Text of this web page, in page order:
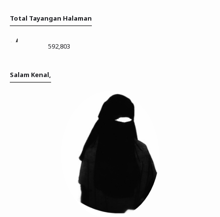
Total Tayangan Halaman
592,803
Salam Kenal,